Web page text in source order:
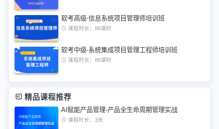
软考高级-信息系统项目管理师培训班
课程时长：86课时
软考中级-系统集成项目管理工程师培训班
课程时长：86课时
精品课程推荐
AI赋能产品管理-产品全生命周期管理实战
课程时长：3天